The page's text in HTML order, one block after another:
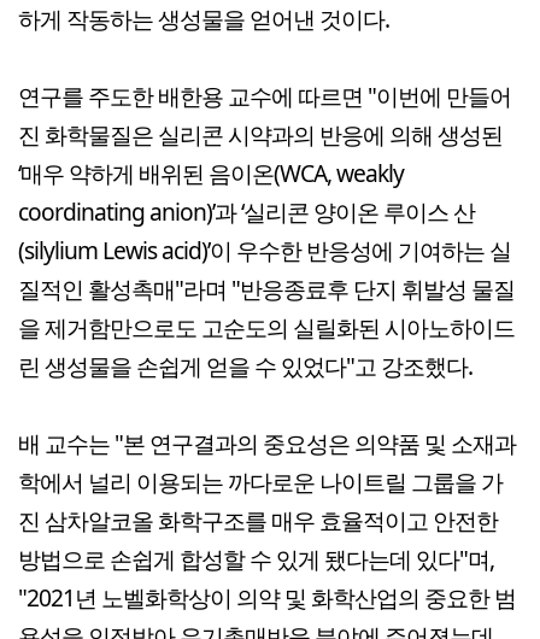
하게 작동하는 생성물을 얻어낸 것이다.
연구를 주도한 배한용 교수에 따르면 "이번에 만들어
진 화학물질은 실리콘 시약과의 반응에 의해 생성된
‘매우 약하게 배위된 음이온(WCA, weakly
coordinating anion)’과 ‘실리콘 양이온 루이스 산
(silylium Lewis acid)’이 우수한 반응성에 기여하는 실
질적인 활성촉매"라며 "반응종료후 단지 휘발성 물질
을 제거함만으로도 고순도의 실릴화된 시아노하이드
린 생성물을 손쉽게 얻을 수 있었다"고 강조했다.
배 교수는 "본 연구결과의 중요성은 의약품 및 소재과
학에서 널리 이용되는 까다로운 나이트릴 그룹을 가
진 삼차알코올 화학구조를 매우 효율적이고 안전한
방법으로 손쉽게 합성할 수 있게 됐다는데 있다"며,
"2021년 노벨화학상이 의약 및 화학산업의 중요한 범